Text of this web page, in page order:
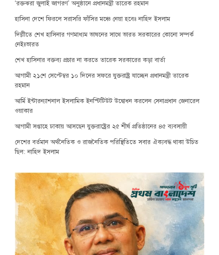
‘রক্তঝরা জুলাই জাগরণ’ অনুষ্ঠানে প্রধানমন্ত্রী তারেক রহমান
হাসিনা দেশে ফিরলে সরাসরি ফাঁসির মঞ্চে নেয়া হবেঃ নাহিদ ইসলাম
দিল্লীতে শেখ হাসিনার গণমাধ্যম ভাষনের সাথে ভারত সরকারের কোনো সম্পর্ক
নেইঃভারত
শেখ হাসিনার বক্তব্য প্রচার না করতে তারেক সরকারের কড়া বার্তা
আগামী ২১শে সেপ্টেম্বর ১০ দিনের সফরে যুক্তরাষ্ট্র যাচ্ছেন প্রধানমন্ত্রী তারেক
রহমান
আর্মি ইন্টারন্যাশনাল ইসলামিক ইনস্টিটিউট উদ্বোধন করলেন সেনাপ্রধান জেনারেল
ওয়াকার
আগামী সপ্তাহে ঢাকায় আসছেন যুক্তরাষ্ট্রের ২৫ শীর্ষ প্রতিষ্ঠানের ৪৫ ব্যবসায়ী
দেশের বর্তমান অর্থনৈতিক ও রাজনৈতিক পরিস্থিতিতে সবার ঐক্যবদ্ধ থাকা উচিত
ছিল: নাহিদ ইসলাম